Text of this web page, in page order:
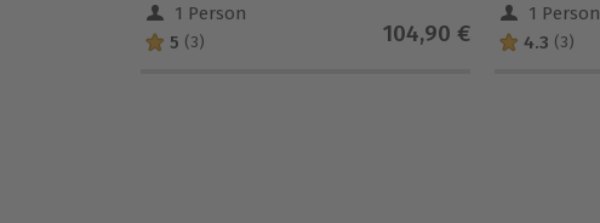
1 Person
5 (3) 104,90 €
1 Person
4.3 (3)